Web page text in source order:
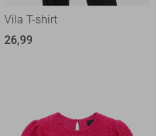
Vila T-shirt
26,99